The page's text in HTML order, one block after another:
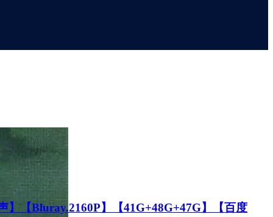
【Bluray.2160P】【41G+48G+47G】【百度